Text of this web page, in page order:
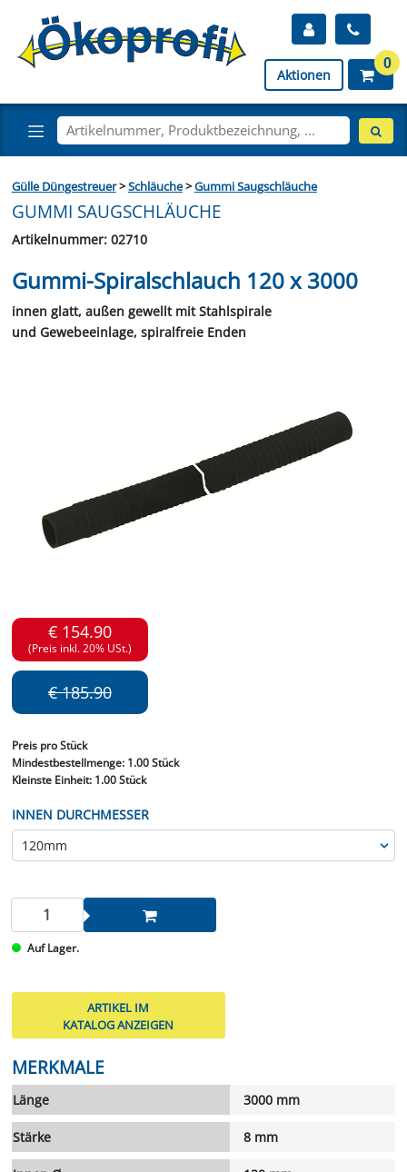
Aktionen
0
Gülle Düngestreuer>Schläuche>Gummi Saugschläuche
GUMMI SAUGSCHLÄUCHE
Artikelnummer: 02710
Gummi-Spiralschlauch 120 x 3000
innen glatt, außen gewellt mit Stahlspirale
und Gewebeeinlage, spiralfreie Enden
€ 154.90
(Preis inkl. 20% USt.)
€ 185.90
Preis pro Stück
Mindestbestellmenge: 1.00 Stück
Kleinste Einheit:1.00 Stück
INNEN DURCHMESSER
Auf Lager.
ARTIKEL IM
KATALOG ANZEIGEN
MERKMALE
Länge 3000 mm
Stärke 8 mm